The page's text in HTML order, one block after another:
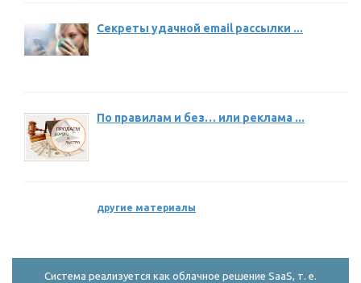
Секреты удачной email рассылки ...
По правилам и без… или реклама ...
другие материалы
Система реализуется как облачное решение SaaS, т. е.